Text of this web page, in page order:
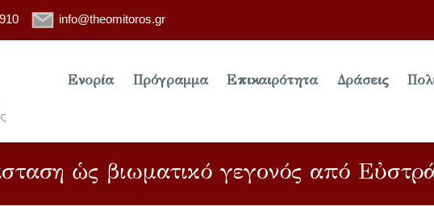
info@theomitoros.gr
Ενορία Πρόγραμμα Επικαιρότητα Δράσεις
ὡς βιωματικό γεγονός από